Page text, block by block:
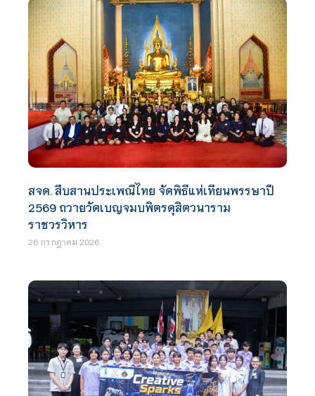
สจด. สืบสานประเพณีไทย จัดพิธีแห่เทียนพรรษาปี
2569 ถวายวัดเบญจมบพิตรดุสิตวนาราม
ราชวรวิหาร
26 กรกฎาคม 2026